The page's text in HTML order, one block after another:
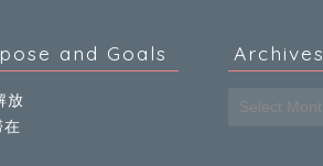
and Goals
放
在
Archives